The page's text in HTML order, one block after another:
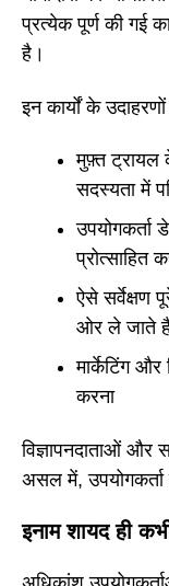
प्रत्येक पूर्ण की गई
है।
इन कार्यों के
मुफ़्त ट्रायल
सदस्यता में
उपयोगकर्ता
प्रोत्साहित
ऐसे सर्वेक्षण
ओर ले जाते
मार्केटिंग और
करना
विज्ञापनदाताओं और
असल में, उपयोगकर्ता
इनाम शायद ही